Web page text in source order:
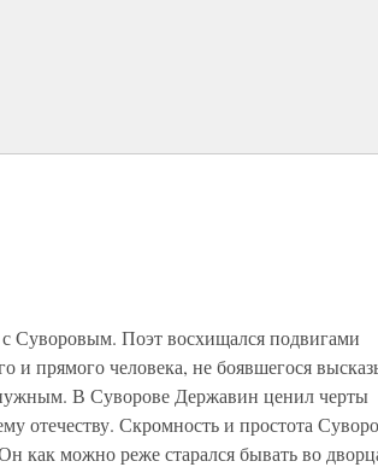
Суворовым. Поэт восхищался подвигами
и прямого человека, не боявшегося
В Суворове Державин ценил черты
отечеству. Скромность и простота
как можно реже старался бывать во